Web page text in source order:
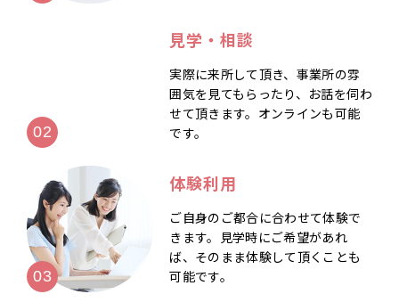
見学・相談
実際に来所して頂き、事業所の雰
囲気を見てもらったり、お話を伺わ
せて頂きます。オンラインも可能
です。
体験利用
ご自身のご都合に合わせて体験で
きます。見学時にご希望があれ
ば、そのまま体験して頂くことも
可能です。